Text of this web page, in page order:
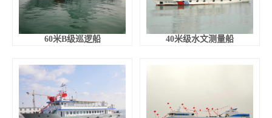
60米B级巡逻船 40米级水文测量船